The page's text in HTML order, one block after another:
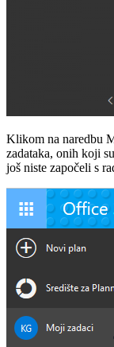
Klikom na naredbu
zadataka, onih koji
još niste započeli s